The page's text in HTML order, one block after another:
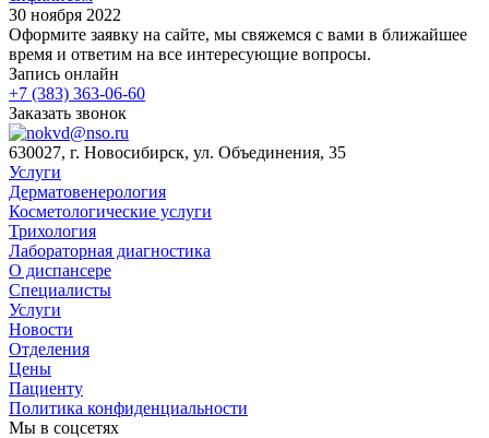
30 ноября 2022
Оформите заявку на сайте, мы свяжемся с вами в ближайшее
время и ответим на все интересующие вопросы.
Запись онлайн
+7 (383) 363-06-60
Заказать звонок
630027, г. Новосибирск, ул. Объединения, 35
Услуги
Дерматовенерология
Косметологические услуги
Трихология
Лабораторная диагностика
О диспансере
Специалисты
Услуги
Новости
Отделения
Цены
Пациенту
Политика конфиденциальности
Мы в соцсетях